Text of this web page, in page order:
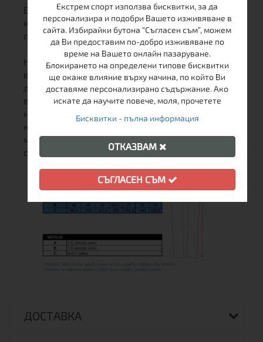
Влакната могат да абсорбират голямо
количество влага, с което поддържат
повърхността суха и затопляща.
Неоспорими предимства на вълната Merino са
висока степен на топлоизолация, перфектна
дишаемост, способност за премахване на
влагата от кожата и UV защита. Благодарение
на своите естествени и разградими
компоненти, дрехите от мериносова вълна са
материал, подходящ дори за тези, които
страдат от алергии и астма.
ДОСТАВКА
Екстрем спорт използва бисквитки, за да
персонализира и подобри Вашето изживяване в
сайта. Избирайки бутона “Съгласен съм”, можем
да Ви предоставим по-добро изживяване по
време на Вашето онлайн пазаруване.
Блокирането на определени типове бисквитки
ще окаже влияние върху начина, по който Ви
доставяме персонализирано съдържание. Ако
искате да научите повече, моля, прочетете
Бисквитки - пълна информация
ОТКАЗВАМ
СЪГЛАСЕН СЪМ